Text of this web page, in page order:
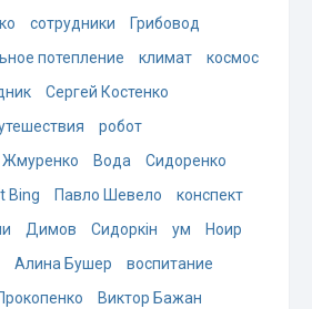
сотрудники
Грибовод
потепление климат
космос
Сергей Костенко
робот
Жмуренко Вода
Сидоренко
Bing Павло Шевело
конспект
Димов Сидоркін ум
Ноир
Алина Бушер
воспитание
Виктор Бажан